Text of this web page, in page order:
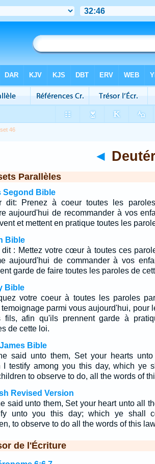
46
◄
Parallèles
Segond Bible
dit: Prenez à coeur toutes les
aujourd'hui de recommander à vos
et mettent en pratique toutes les
Bible
dit : Mettez votre cœur à toutes ces
aujourd'hui de commander à vos
garde de faire toutes les paroles de
Bible
votre coeur à toutes les paroles
temoignage parmi vous aujourd'hui, pour
fils, afin qu'ils prennent garde à
de cette loi.
Bible
said unto them, Set your hearts
I testify among you this day, which ye
to observe to do, all the words of
Revised Version
said unto them, Set your heart unto all
unto you this day; which ye shall
to observe to do all the words of this
de l'Écriture